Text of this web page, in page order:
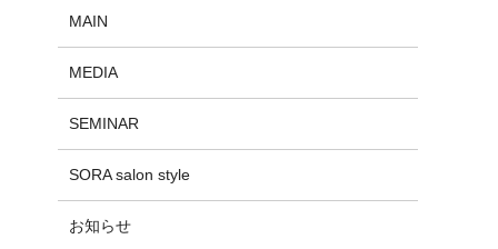
MAIN
MEDIA
SEMINAR
SORA salon style
お知らせ